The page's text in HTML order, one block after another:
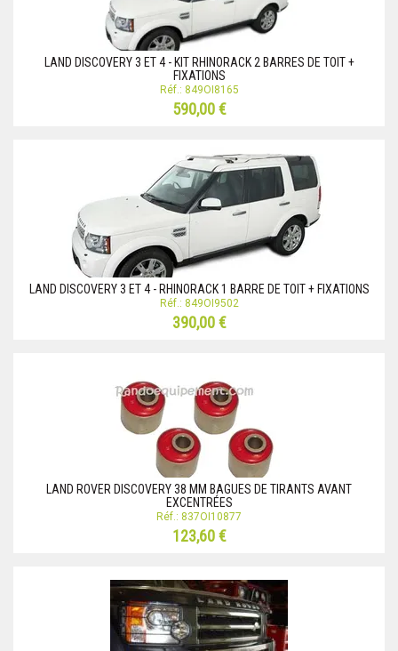
LAND DISCOVERY 3 ET 4 - KIT RHINORACK 2 BARRES DE TOIT +
FIXATIONS
Réf.: 849OI8165
590,00 €
LAND DISCOVERY 3 ET 4 - RHINORACK 1 BARRE DE TOIT + FIXATIONS
Réf.: 849OI9502
390,00 €
LAND ROVER DISCOVERY 38 MM BAGUES DE TIRANTS AVANT
EXCENTRÉES
Réf.: 837OI10877
123,60 €